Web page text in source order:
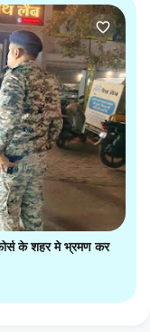
के शहर मे भ्रमण कर